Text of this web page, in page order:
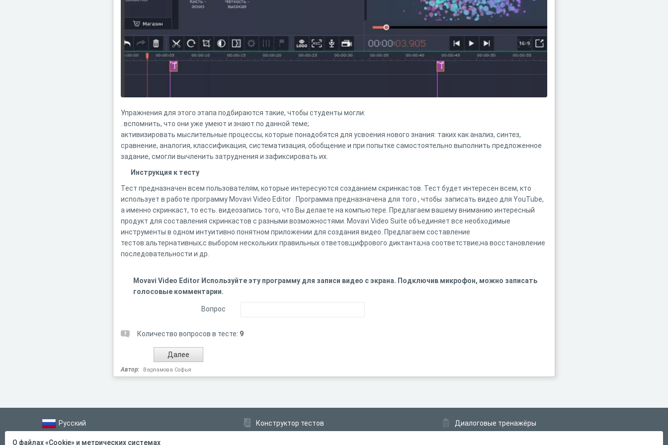
Упражнения для этого этапа подбираются такие, чтобы студенты могли:
. вспомнить, что они уже умеют и знают по данной теме;
активизировать мыслительные процессы, которые понадобятся для усвоения нового знания: таких как анализ, синтез,
сравнение, аналогия, классификация, систематизация, обобщение и при попытке самостоятельно выполнить предложенное
задание, смогли вычленить затруднения и зафиксировать их.
Инструкция к тесту
Тест предназначен всем пользователям, которые интересуются созданием скринкастов. Тест будет интересен всем, кто
использует в работе программу Movavi Video Editor . Программа предназначена для того , чтобы записать видео для YouTube,
а именно скринкаст, то есть. видеозапись того, что Вы делаете на компьютере. Предлагаем вашему вниманию интересный
продукт для составления скринкастов с разными возможностями. Movavi Video Suite объединяет все необходимые
инструменты в одном интуитивно понятном приложении для создания видео. Предлагаем составление
тестов:альтернативных;с выбором нескольких правильных ответов;цифрового диктанта;на соответствие;на восстановление
последовательности и др.
Movavi Video Editor Используйте эту программу для записи видео с экрана. Подключив микрофон, можно записать
голосовые комментарии.
Вопрос
Количество вопросов в тесте: 9
Автор: Варламова Софья
Русский
Справка
Конструктор тестов
Диалоговые тренажёры
О файлах «Cookie» и метрических системах